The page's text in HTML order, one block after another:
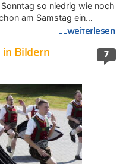
so niedrig wie noch
am Samstag ein…
....weiterlesen
7
in Bildern